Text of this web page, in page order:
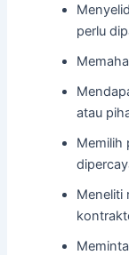
perlu
atau
Memilih
Meneliti